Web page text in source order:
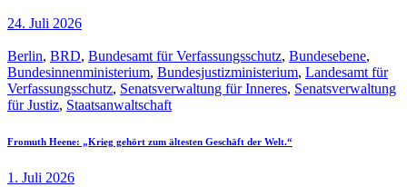
24. Juli 2026
Berlin, BRD, Bundesamt für Verfassungsschutz, Bundesebene,
Bundesinnenministerium, Bundesjustizministerium, Landesamt für
Verfassungsschutz, Senatsverwaltung für Inneres, Senatsverwaltung
für Justiz, Staatsanwaltschaft
Fromuth Heene: „Krieg gehört zum ältesten Geschäft der Welt.“
1. Juli 2026